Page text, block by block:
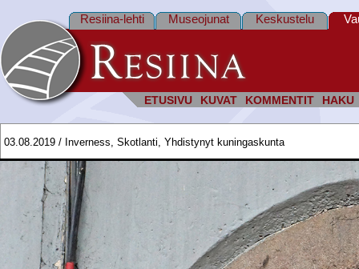
ETUSIVU KUVAT KOMMENTIT HAKU
Resiina-lehti Museojunat Keskustelu
03.08.2019 / Inverness, Skotlanti, Yhdistynyt kuningaskunta